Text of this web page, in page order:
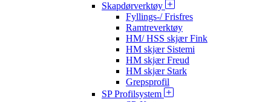
Skapdørverktøy
Fyllings-/ Frisfres
Ramtreverktøy
HM/ HSS skjær Fink
HM skjær Sistemi
HM skjær Freud
HM skjær Stark
Grepsprofil
SP Profilsystem